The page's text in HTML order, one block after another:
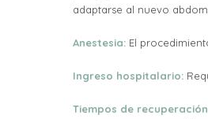
adaptarse al nuevo
Anestesia: El
Ingreso hospitalario:
Tiempos de